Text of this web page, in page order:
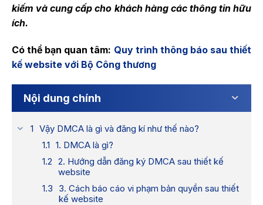
kiếm và cung cấp cho khách hàng các thông tin hữu
ích.
Có thể bạn quan tâm: Quy trình thông báo sau thiết
kế website với Bộ Công thương
Nội dung chính
Vậy DMCA là gì và đăng kí như thế nào?
1. DMCA là gì?
2. Hướng dẫn đăng ký DMCA sau thiết kế
website
3. Cách báo cáo vi phạm bản quyền sau thiết
kế website